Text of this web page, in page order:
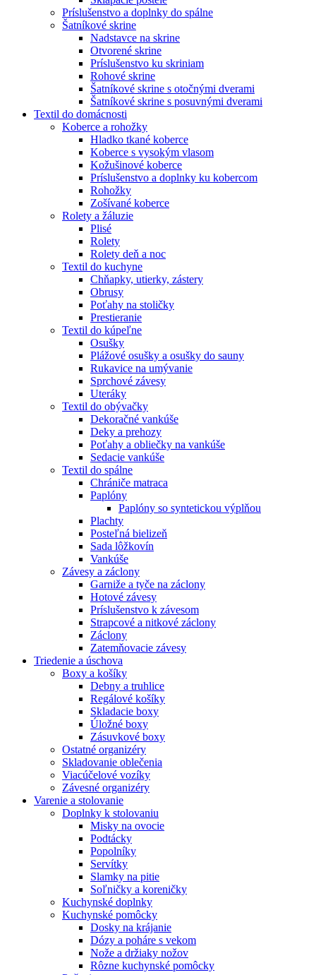
Príslušenstvo a doplnky do spálne
Šatníkové skrine
Nadstavce na skrine
Otvorené skrine
Príslušenstvo ku skriniam
Rohové skrine
Šatníkové skrine s otočnými dverami
Šatníkové skrine s posuvnými dverami
Textil do domácnosti
Koberce a rohožky
Hladko tkané koberce
Koberce s vysokým vlasom
Kožušinové koberce
Príslušenstvo a doplnky ku kobercom
Rohožky
Zošívané koberce
Rolety a žáluzie
Plisé
Rolety
Rolety deň a noc
Textil do kuchyne
Chňapky, utierky, zástery
Obrusy
Poťahy na stoličky
Prestieranie
Textil do kúpeľne
Osušky
Plážové osušky a osušky do sauny
Rukavice na umývanie
Sprchové závesy
Uteráky
Textil do obývačky
Dekoračné vankúše
Deky a prehozy
Poťahy a obliečky na vankúše
Sedacie vankúše
Textil do spálne
Chrániče matraca
Paplóny
Paplóny so syntetickou výplňou
Plachty
Posteľná bielizeň
Sada lôžkovín
Vankúše
Závesy a záclony
Garniže a tyče na záclony
Hotové závesy
Príslušenstvo k závesom
Strapcové a nitkové záclony
Záclony
Zatemňovacie závesy
Triedenie a úschova
Boxy a košíky
Debny a truhlice
Regálové košíky
Skladacie boxy
Úložné boxy
Zásuvkové boxy
Ostatné organizéry
Skladovanie oblečenia
Viacúčelové vozíky
Závesné organizéry
Varenie a stolovanie
Doplnky k stolovaniu
Misky na ovocie
Podtácky
Popolníky
Servítky
Slamky na pitie
Soľničky a koreničky
Kuchynské doplnky
Kuchynské pomôcky
Dosky na krájanie
Dózy a poháre s vekom
Nože a držiaky nožov
Rôzne kuchynské pomôcky